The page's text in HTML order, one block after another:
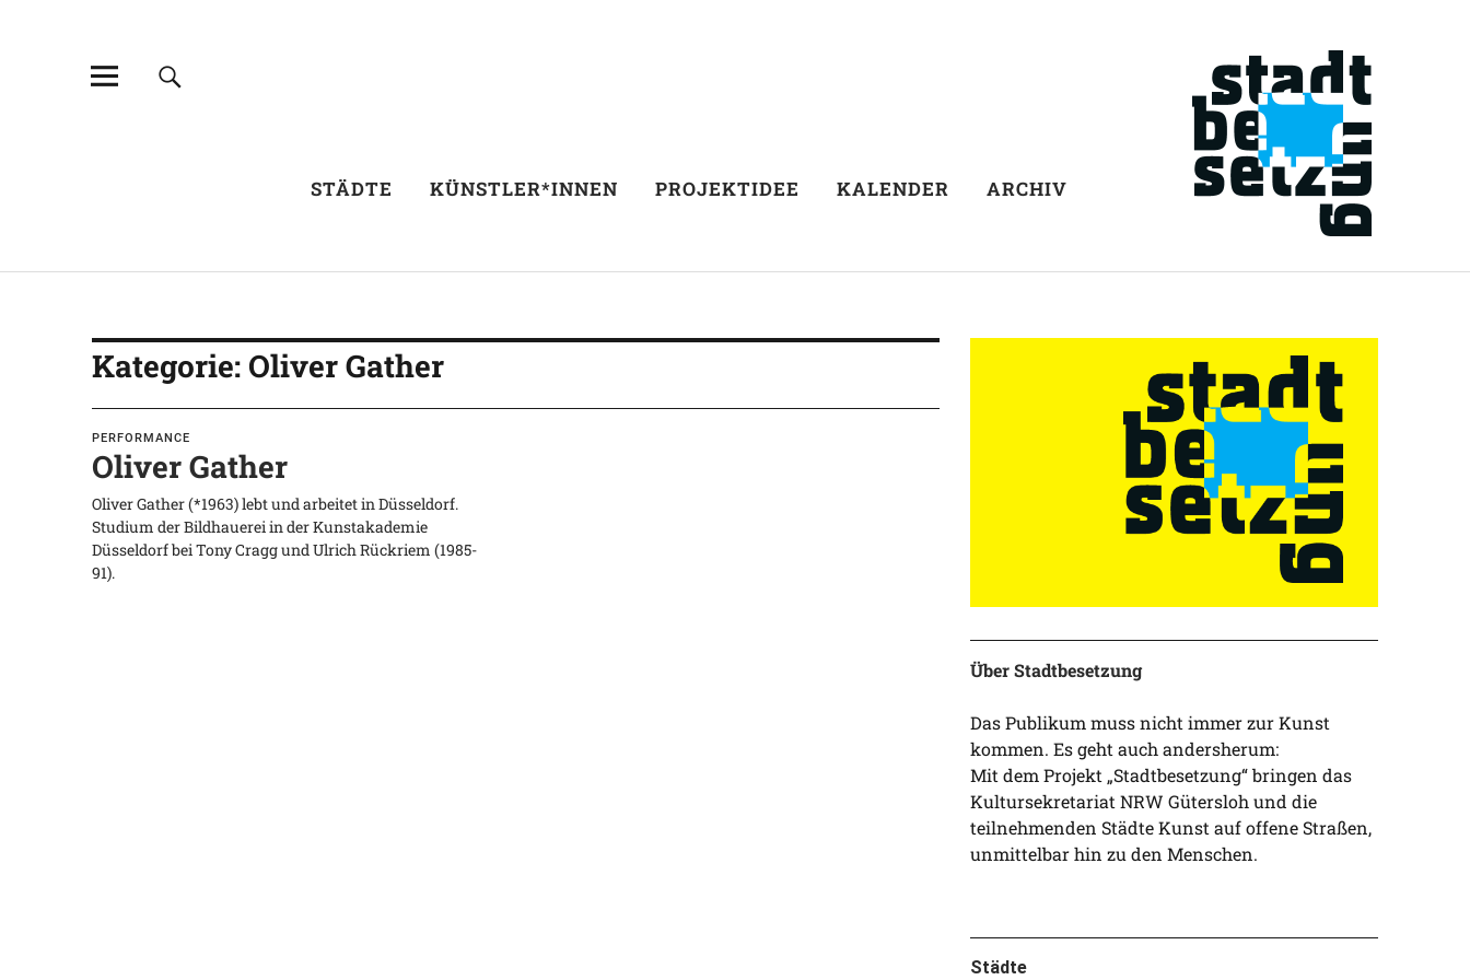
STÄDTE KÜNSTLER*INNEN PROJEKTIDEE KALENDER ARCHIV
Kategorie: Oliver Gather
PERFORMANCE
Oliver Gather
Oliver Gather (*1963) lebt und arbeitet in Düsseldorf.
Studium der Bildhauerei in der Kunstakademie
Düsseldorf bei Tony Cragg und Ulrich Rückriem (1985-
91).
Über Stadtbesetzung
Das Publikum muss nicht immer zur Kunst
kommen. Es geht auch andersherum:
Mit dem Projekt „Stadtbesetzung“ bringen das
Kultursekretariat NRW Gütersloh und die
teilnehmenden Städte Kunst auf offene Straßen,
unmittelbar hin zu den Menschen.
Städte